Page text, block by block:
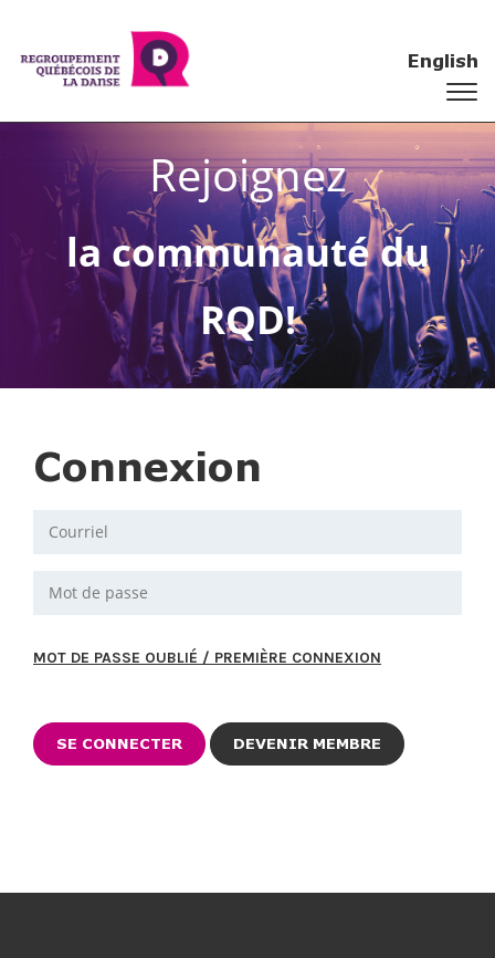
English
Rejoignez
la communauté du
RQD!
Connexion
MOT DE PASSE OUBLIÉ / PREMIÈRE CONNEXION
DEVENIR MEMBRE